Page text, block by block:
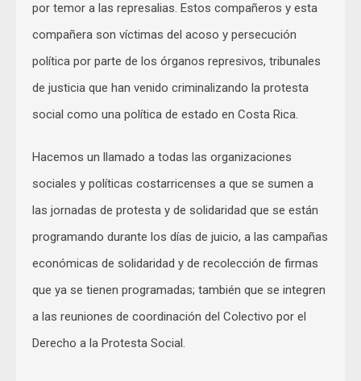
por temor a las represalias. Estos compañeros y esta
compañera son víctimas del acoso y persecución
política por parte de los órganos represivos, tribunales
de justicia que han venido criminalizando la protesta
social como una política de estado en Costa Rica.
Hacemos un llamado a todas las organizaciones
sociales y políticas costarricenses a que se sumen a
las jornadas de protesta y de solidaridad que se están
programando durante los días de juicio, a las campañas
económicas de solidaridad y de recolección de firmas
que ya se tienen programadas; también que se integren
a las reuniones de coordinación del Colectivo por el
Derecho a la Protesta Social.